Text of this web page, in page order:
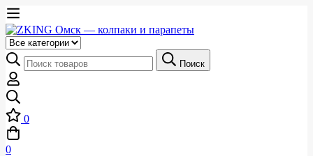
Выберите
категорию
Искать:
Поиск
0
0